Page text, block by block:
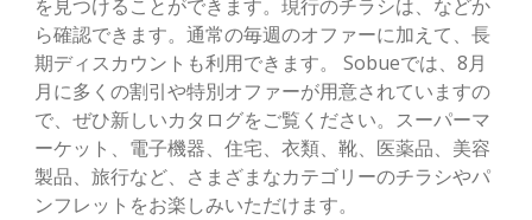
を見つけることができます。現行のチラシは、などか
ら確認できます。通常の毎週のオファーに加えて、長
期ディスカウントも利用できます。 Sobueでは、8月
月に多くの割引や特別オファーが用意されていますの
で、ぜひ新しいカタログをご覧ください。スーパーマ
ーケット、電子機器、住宅、衣類、靴、医薬品、美容
製品、旅行など、さまざまなカテゴリーのチラシやパ
ンフレットをお楽しみいただけます。